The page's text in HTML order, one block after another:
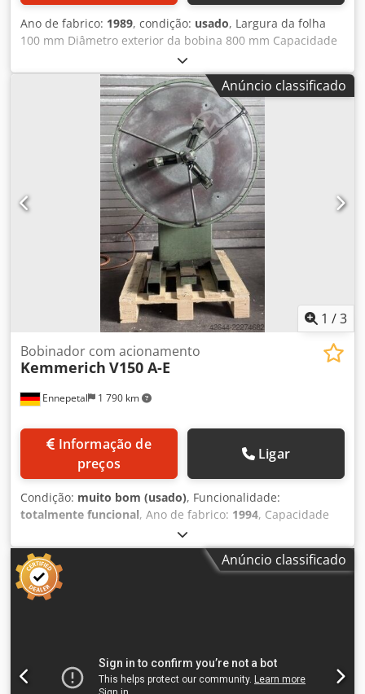
Ano de fabrico: 1989, condição: usado, Largura da folha
100 mm Diâmetro exterior da bobina 800 mm Capacidade
de carga em kg 150 kg Velocidade 0 - 60 m/min Potência
total necessária 2 kW Peso da máquina aprox. toneladas
Espaço necessário aprox. 2,89 x 1,38 x 1,4 m Capacidade
de carga 2 x 150 kg Largura do tapete 100 mm Gama de
espalhamento mín. 170 máx. 540 mm Chodpfx Aob U
Hwwoidoa -Sistema de enrolamento de bobinas com 3
carretéis individuais Desbobinador, tipo 150.2: -Largura da
bobina: 140 mm -Espalhamento: espalhamento manual
por pinos -Diâmetro exterior da bobina: 800 mm -Travão:
travão de disco pneumático. -Deslocação lateral: manual
através do fuso Recolhedor, tipo 150.1: -Freio: travão motor
-Deslocação lateral: manual através de fuso
Anúncio classificado
1 /3
Ennepetal 1 790 km
Bobinador com acionamento
Kemmerich V150 A-E
preços
Ligar
Condição: muito bom (usado), Funcionalidade:
totalmente funcional, Ano de fabrico: 1994, Capacidade
de carga: 150 kg Largura da fita: máx. 240 mm Diâmetro do
carretel: máx. 800 mm Amplitude de expansão: 320 ... 520
mm Execução: • Acionamento motorizado Cedpfezi Ex Ijx
Aidoha • Controlo por laço através de um interruptor de
contacto na base do carretel • Disco limitador na parte
Anúncio classificado